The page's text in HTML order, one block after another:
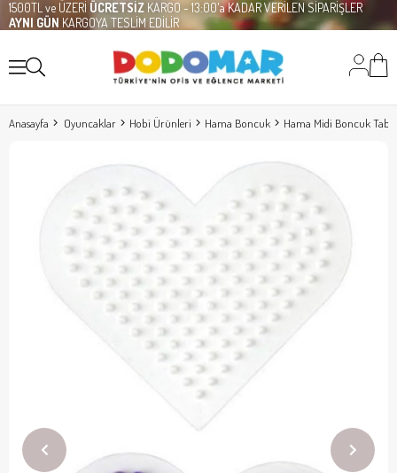
1500TL ve ÜZERİ ÜCRETSİZ KARGO - 13:00'a KADAR VERİLEN SİPARİŞLER
AYNI GÜN KARGOYA TESLİM EDİLİR
Anasayfa Oyuncaklar Hobi Ürünleri Hama Boncuk Hama Midi Boncuk